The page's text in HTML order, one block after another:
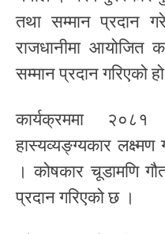
तथा सम्मान प्रदान
राजधानीमा आयोजित
सम्मान प्रदान गरिएको
कार्यक्रममा
हास्यव्यङ्ग्यकार लक्ष्मण
। कोषकार चूडामणि
प्रदान गरिएको छ ।